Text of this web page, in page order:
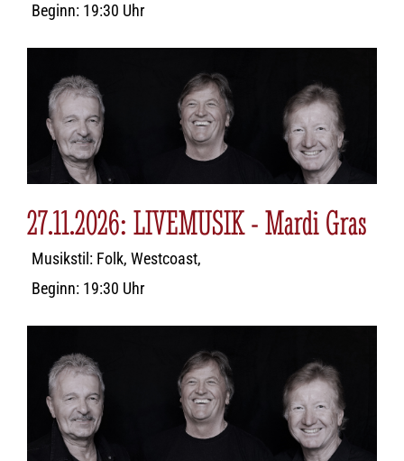
Beginn: 19:30 Uhr
27.11.2026: LIVEMUSIK - Mardi Gras
Musikstil: Folk, Westcoast,
Beginn: 19:30 Uhr